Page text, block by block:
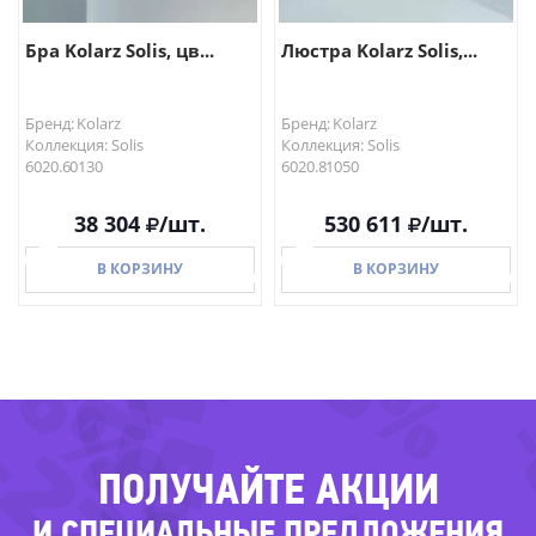
Бра Kolarz Solis, цв...
Бренд: Kolarz
Коллекция: Solis
6020.60130
38 304 /шт.
В КОРЗИНУ
В КОРЗИНУ
Люстра Kolarz Solis,...
Бренд: Kolarz
Коллекция: Solis
6020.81050
530 611 /шт.
В КОРЗИНУ
В КОРЗИНУ
ПОЛУЧАЙТЕ АКЦИИ
-45%
-52%